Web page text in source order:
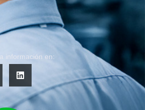
información en: